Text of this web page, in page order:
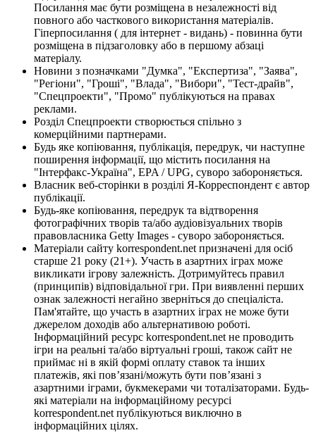
Посилання має бути розміщена в незалежності від
повного або часткового використання матеріалів.
Гіперпосилання ( для інтернет - видань) - повинна бути
розміщена в підзаголовку або в першому абзаці
матеріалу.
Новини з позначками "Думка", "Експертиза", "Заява",
"Регіони", "Гроші", "Влада", "Вибори", "Тест-драйв",
"Спецпроекти", "Промо" публікуються на правах
реклами.
Розділ Спецпроекти створюється спільно з
комерційними партнерами.
Будь яке копіювання, публікація, передрук, чи наступне
поширення інформації, що містить посилання на
"Інтерфакс-Україна", EPA / UPG, суворо забороняється.
Власник веб-сторінки в розділі Я-Корреспондент є автор
публікації.
Будь-яке копіювання, передрук та відтворення
фотографічних творів та/або аудіовізуальних творів
правовласника Getty Images - суворо забороняється.
Матеріали сайту korrespondent.net призначені для осіб
старше 21 року (21+). Участь в азартних іграх може
викликати ігрову залежність. Дотримуйтесь правил
(принципів) відповідальної гри. При виявленні перших
ознак залежності негайно зверніться до спеціаліста.
Пам'ятайте, що участь в азартних іграх не може бути
джерелом доходів або альтернативою роботі.
Інформаційний ресурс korrespondent.net не проводить
ігри на реальні та/або віртуальні гроші, також сайт не
приймає ні в якій формі оплату ставок та інших
платежів, які пов’язані/можуть бути пов’язані з
азартними іграми, букмекерами чи тоталізаторами. Будь-
які матеріали на інформаційному ресурсі
korrespondent.net публікуються виключно в
інформаційних цілях.